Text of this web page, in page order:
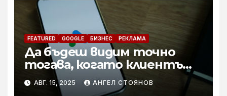
FEATURED GOOGLE БИЗНЕС РЕКЛАМА
Да бъдеш видим точно
тогава, когато клиентът
търси. Grow Easy
пренарежда правилата на
АВГ. 15, 2025 АНГЕЛ СТОЯНОВ